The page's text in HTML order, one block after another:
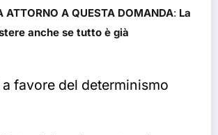
ATTORNO A QUESTA DOMANDA: La
anche se tutto è già
favore del determinismo